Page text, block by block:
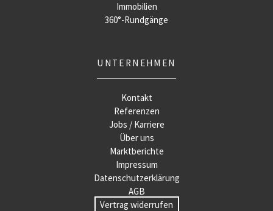
Immobilien
360°-Rundgänge
UNTERNEHMEN
Kontakt
Referenzen
Jobs / Karriere
Über uns
Marktberichte
Impressum
Datenschutzerklärung
AGB
Vertrag widerrufen